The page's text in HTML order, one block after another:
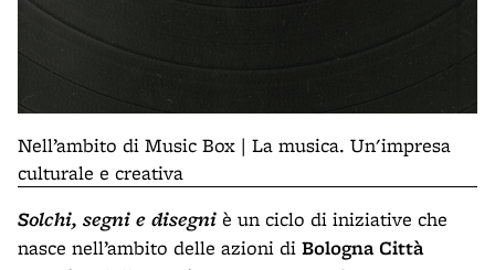
Nell’ambito di Music Box | La musica. Un'impresa
culturale e creativa
Solchi, segni e disegni è un ciclo di iniziative che
nasce nell’ambito delle azioni di Bologna Città